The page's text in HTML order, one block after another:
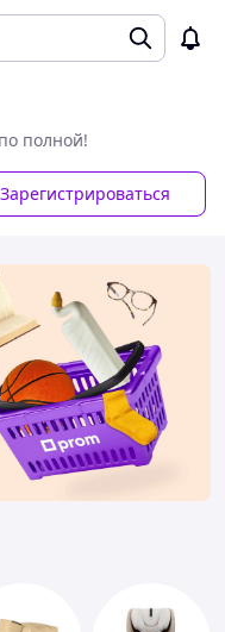
полной!
Зарегистрироваться